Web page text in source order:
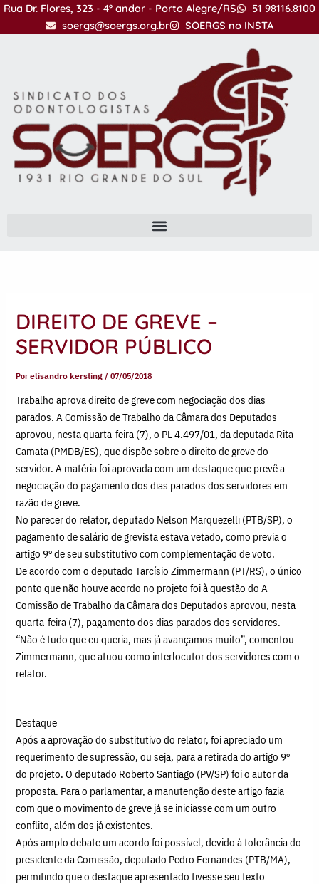
IrRua Dr. Flores, 323 - 4º andar - Porto Alegre/RS
51 98116.8100
soergs@soergs.org.br
SOERGS no INSTA
DIREITO DE GREVE –
SERVIDOR PÚBLICO
Porelisandro kersting /07/05/2018
Trabalho aprova direito de greve com negociação dos dias
parados. A Comissão de Trabalho da Câmara dos Deputados
aprovou, nesta quarta-feira (7), o PL 4.497/01, da deputada Rita
Camata (PMDB/ES), que dispõe sobre o direito de greve do
servidor. A matéria foi aprovada com um destaque que prevê a
negociação do pagamento dos dias parados dos servidores em
razão de greve.
No parecer do relator, deputado Nelson Marquezelli (PTB/SP), o
pagamento de salário de grevista estava vetado, como previa o
artigo 9º de seu substitutivo com complementação de voto.
De acordo com o deputado Tarcísio Zimmermann (PT/RS), o único
ponto que não houve acordo no projeto foi à questão do A
Comissão de Trabalho da Câmara dos Deputados aprovou, nesta
quarta-feira (7), pagamento dos dias parados dos servidores.
“Não é tudo que eu queria, mas já avançamos muito”, comentou
Zimmermann, que atuou como interlocutor dos servidores com o
relator.
Destaque
Após a aprovação do substitutivo do relator, foi apreciado um
requerimento de supressão, ou seja, para a retirada do artigo 9º
do projeto. O deputado Roberto Santiago (PV/SP) foi o autor da
proposta. Para o parlamentar, a manutenção deste artigo fazia
com que o movimento de greve já se iniciasse com um outro
conflito, além dos já existentes.
Após amplo debate um acordo foi possível, devido à tolerância do
presidente da Comissão, deputado Pedro Fernandes (PTB/MA),
permitindo que o destaque apresentado tivesse seu texto